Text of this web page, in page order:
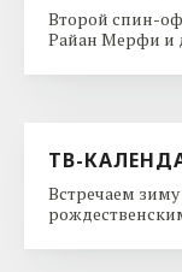
Второй спин-
Райан Мерфи и
ТВ-
Встречаем